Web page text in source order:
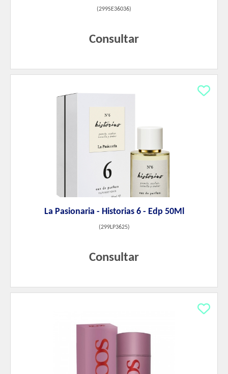
(299SE36036)
Consultar
La Pasionaria - Historias 6 - Edp 50Ml
(299LP3625)
Consultar